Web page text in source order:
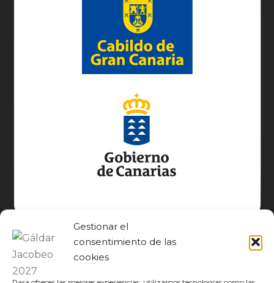
Gestionar el
consentimiento de las
cookies